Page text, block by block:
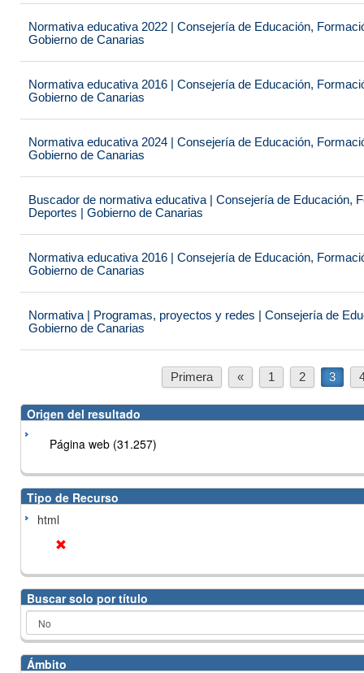
Normativa educativa 2022 | Consejería de Educación,
Gobierno de Canarias
Normativa educativa 2016 | Consejería de Educación,
Gobierno de Canarias
Normativa educativa 2024 | Consejería de Educación,
Gobierno de Canarias
Buscador de normativa educativa | Consejería de Educación,
Deportes | Gobierno de Canarias
Normativa educativa 2016 | Consejería de Educación,
Gobierno de Canarias
Normativa | Programas, proyectos y redes | Consejería de
Gobierno de Canarias
Primera « 1 2 3
Origen del resultado
Página web (31.257)
Tipo de Recurso
html
Buscar solo por título
Ámbito